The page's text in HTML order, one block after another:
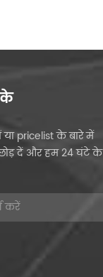
या pricelist के बारे में
दें और हम 24 घंटे के